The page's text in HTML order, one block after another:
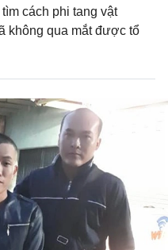
cách phi tang vật
không qua mắt được tổ